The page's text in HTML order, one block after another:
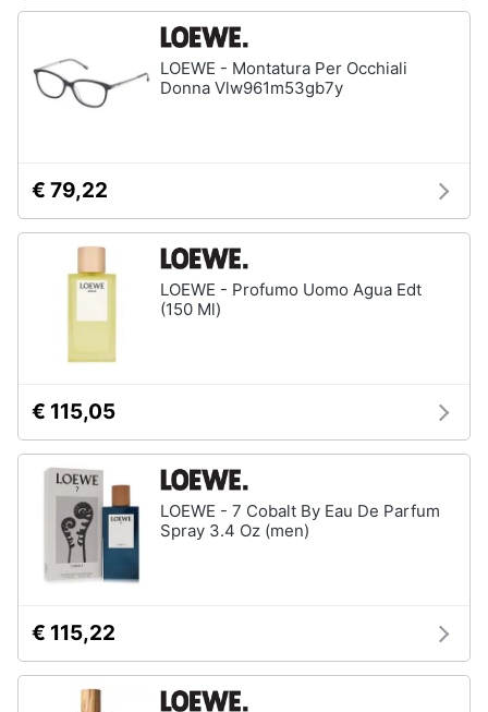
LOEWE - Montatura Per Occhiali
Donna Vlw961m53gb7y
€ 79,22
LOEWE - Profumo Uomo Agua Edt
(150 Ml)
€ 115,05
LOEWE - 7 Cobalt By Eau De Parfum
Spray 3.4 Oz (men)
€ 115,22